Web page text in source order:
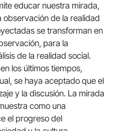
educar nuestra mirada,
observación de la realidad
se transforman en
para la
de la realidad social.
los últimos tiempos,
se haya aceptado que el
y la discusión. La mirada
como una
el progreso del